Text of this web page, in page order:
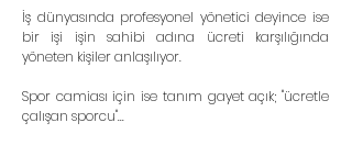
İş dünyasında profesyonel yönetici deyince ise
bir işi işin sahibi adına ücreti karşılığında
yöneten kişiler anlaşılıyor.
Spor camiası için ise tanım gayet açık; "ücretle
çalışan sporcu"...